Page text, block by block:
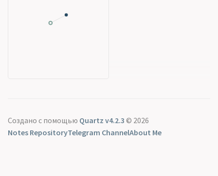
Создано с помощью Quartz v4.2.3 © 2026
Notes RepositoryTelegram ChannelAbout Me